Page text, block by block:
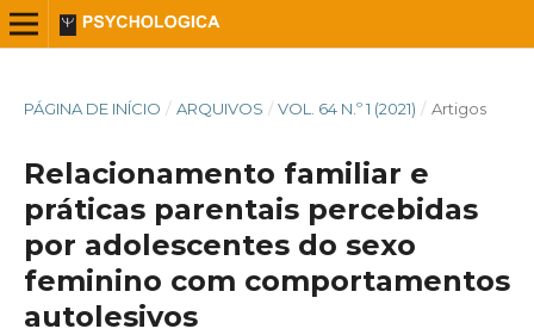
PÁGINA DE INÍCIO / ARQUIVOS / VOL. 64 N.º 1 (2021) / Artigos
Relacionamento familiar e
práticas parentais percebidas
por adolescentes do sexo
feminino com comportamentos
autolesivos